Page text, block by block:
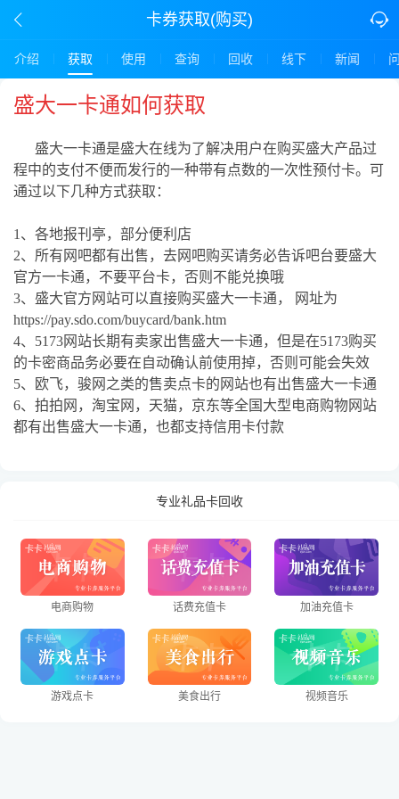
卡券获取(购买)
介绍 获取 使用 查询 回收 线下 新闻
盛大一卡通如何获取
盛大一卡通是盛大在线为了解决用户在购买盛大产品过
程中的支付不便而发行的一种带有点数的一次性预付卡。可
通过以下几种方式获取：
1、各地报刊亭，部分便利店
2、所有网吧都有出售，去网吧购买请务必告诉吧台要盛大
官方一卡通，不要平台卡，否则不能兑换哦
3、盛大官方网站可以直接购买盛大一卡通， 网址为
https://pay.sdo.com/buycard/bank.htm
4、5173网站长期有卖家出售盛大一卡通，但是在5173购买
的卡密商品务必要在自动确认前使用掉，否则可能会失效
5、欧飞，骏网之类的售卖点卡的网站也有出售盛大一卡通
6、拍拍网，淘宝网，天猫，京东等全国大型电商购物网站
都有出售盛大一卡通，也都支持信用卡付款
专业礼品卡回收
电商购物 话费充值卡 加油充值卡
游戏点卡 美食出行 视频音乐